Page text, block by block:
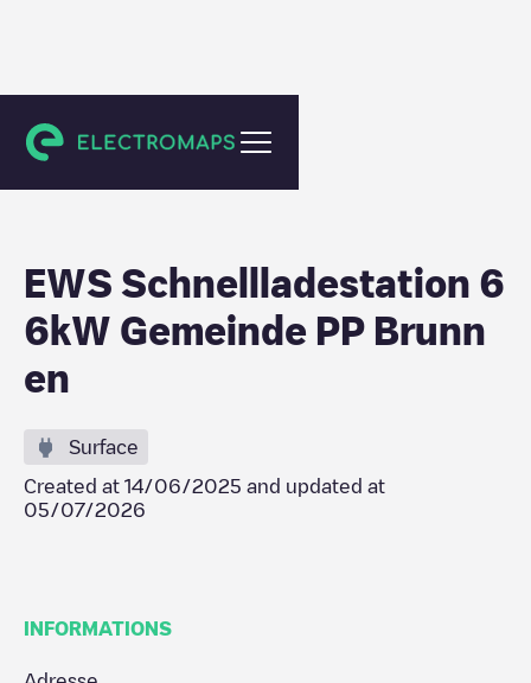
Ingenbohl
EWS Schnellladestation 6
6kW Gemeinde PP Brunn
en
Surface
Created at 14/06/2025 and updated at
05/07/2026
INFORMATIONS